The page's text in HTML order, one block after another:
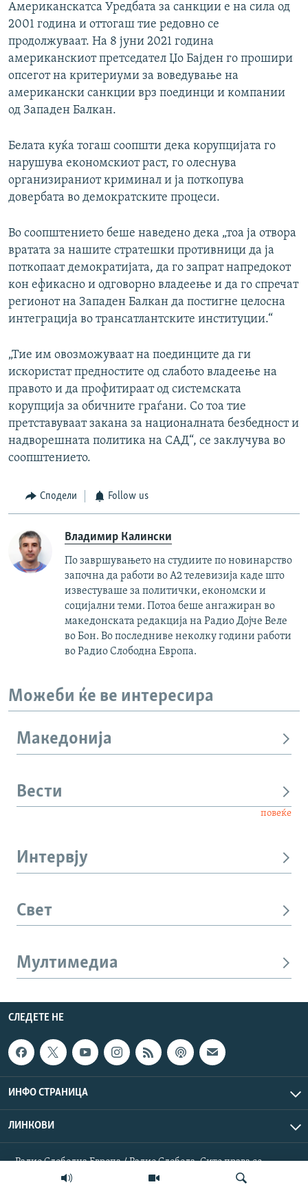
Американскатса Уредбата за санкции е на сила од
2001 година и оттогаш тие редовно се
продолжуваат. На 8 јуни 2021 година
американскиот претседател Џо Бајден го прошири
опсегот на критериуми за воведување на
американски санкции врз поединци и компании
од Западен Балкан.
Белата куќа тогаш соопшти дека корупцијата го
нарушува економскиот раст, го олеснува
организираниот криминал и ја поткопува
довербата во демократските процеси.
Во соопштението беше наведено дека „тоа ја отвора
вратата за нашите стратешки противници да ја
поткопаат демократијата, да го запрат напредокот
кон ефикасно и одговорно владеење и да го спречат
регионот на Западен Балкан да постигне целосна
интеграција во трансатлантските институции.“
„Тие им овозможуваат на поединците да ги
искористат предностите од слабото владеење на
правото и да профитираат од системската
корупција за обичните граѓани. Со тоа тие
претставуваат закана за националната безбедност и
надворешната политика на САД“, се заклучува во
соопштението.
Сподели Follow us
Владимир Калински
По завршувањето на студиите по новинарство
започна да работи во А2 телевизија каде што
известуваше за политички, економски и
социјални теми. Потоа беше ангажиран во
македонската редакција на Радио Дојче Веле
во Бон. Во последниве неколку години работи
во Радио Слободна Европа.
Можеби ќе ве интересира
Македонија
Вести
повеќе
Интервју
Свет
Мултимедиа
СЛЕДЕТЕ НЕ
ИНФО СТРАНИЦА
ЛИНКОВИ
Радио Слободна Европа / Радио Слобода. Сите права се
резервирани